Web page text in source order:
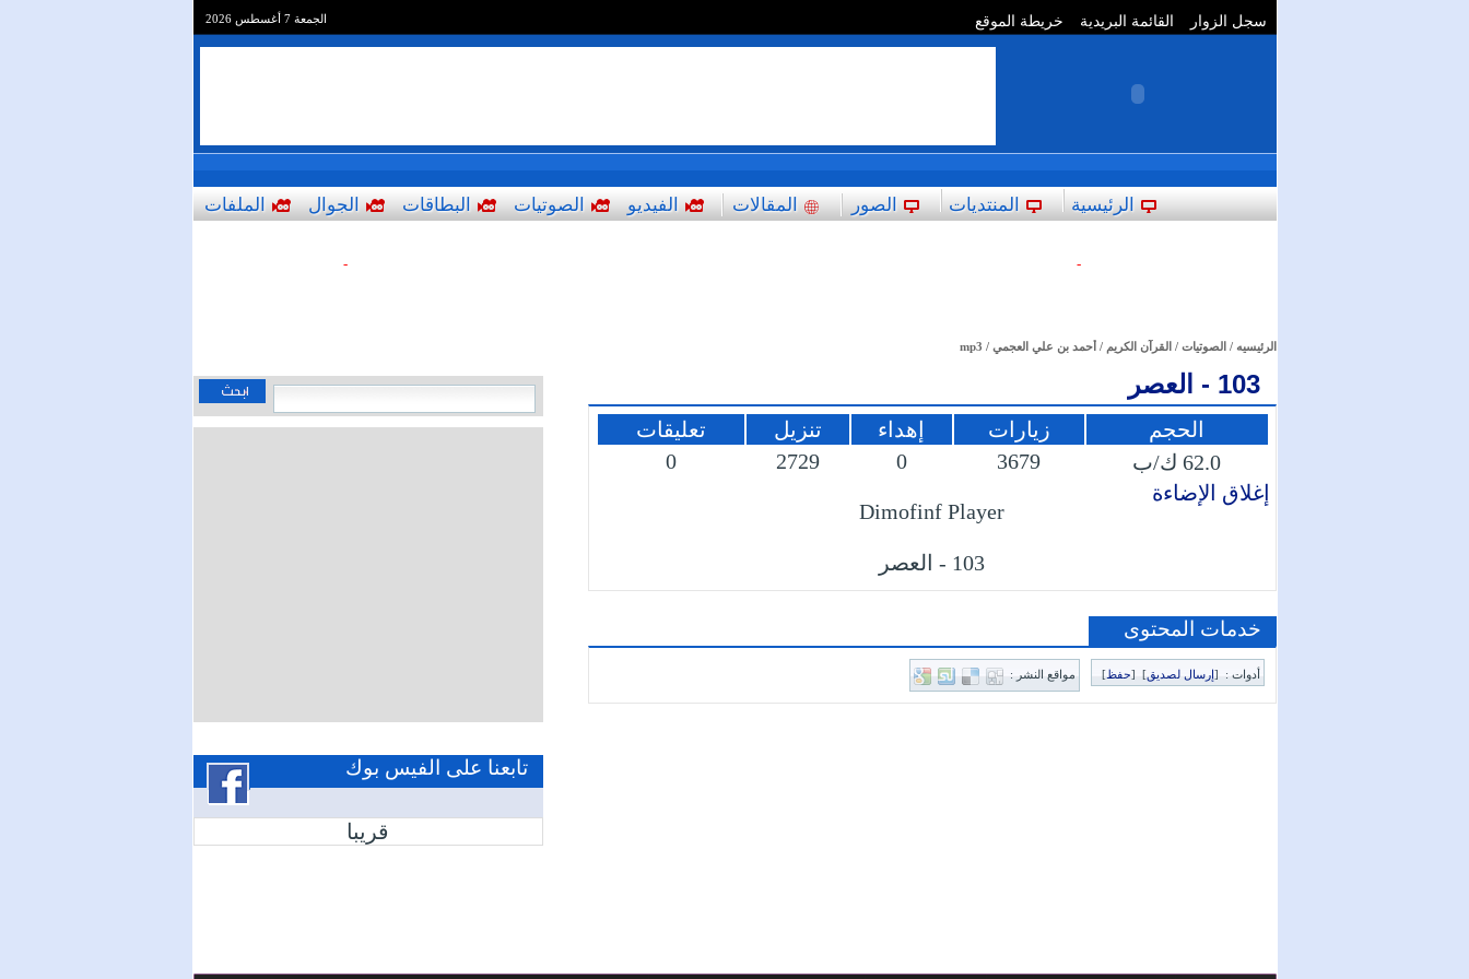
الجمعة 7 أغسطس 2026 سجل الزوار القائمة البريدية خريطة الموقع
الرئيسية المنتديات الصور المقالات الفيديو الصوتيات البطاقات الجوال الملفات
-
-
الرئيسيه / الصوتيات / القرآن الكريم /أحمد بن علي العجمي /
mp3
103 - العصر
الحجم زيارات إهداء تنزيل
تعليقات
62.0 ك/ب
3679
0
2729
0
إغلاق الإضاءة
Dimofinf Player
103 - العصر
خدمات المحتوى
أدوات : [إرسال لصديق]
[حفظ] مواقع النشر :
تابعنا على الفيس بوك
قريبا